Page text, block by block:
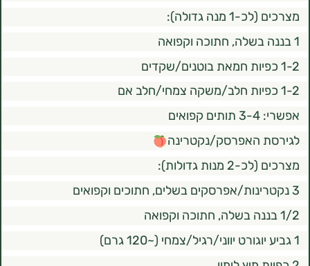
גדולה):
האפרסק/נקטרינה
גדולות):